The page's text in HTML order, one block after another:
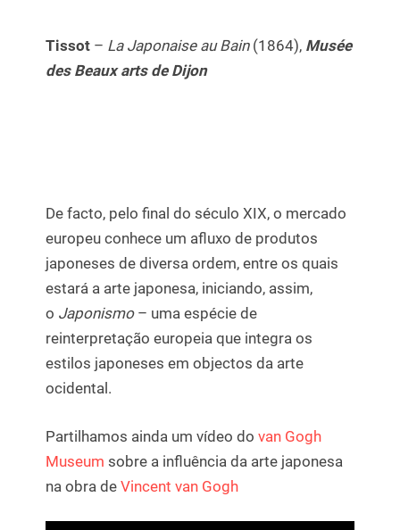
Tissot – La Japonaise au Bain(1864), Musée
des Beaux arts de Dijon
De facto, pelo final do século XIX, o mercado
europeu conhece um afluxo de produtos
japoneses de diversa ordem, entre os quais
estará a arte japonesa, iniciando, assim,
o Japonismo– uma espécie de
reinterpretação europeia que integra os
estilos japoneses em objectos da arte
ocidental.
Partilhamos ainda um vídeo do van Gogh
Museum sobre a influência da arte japonesa
na obra de Vincent van Gogh